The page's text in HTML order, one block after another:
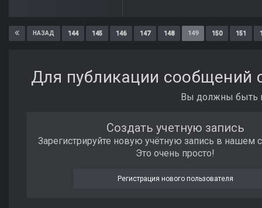
НАЗАД 144 145 146 147 148 149 150 151
Для публикации сообщений
Вы должны быть
Создать учетную запись
Зарегистрируйте новую учётную запись в нашем
Это очень просто!
Регистрация нового пользователя